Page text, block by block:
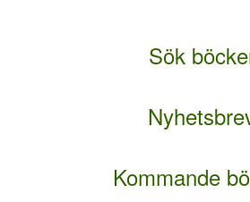
Sök
Kommande